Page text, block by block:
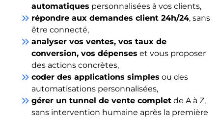
automatiques personnalisées à vos clients,
keyboard_double_arrow_right répondre aux demandes client 24h/24, sans
être connecté,
keyboard_double_arrow_right analyser vos ventes, vos taux de
conversion, vos dépenses et vous proposer
des actions concrètes,
keyboard_double_arrow_right coder des applications simples ou des
automatisations personnalisées,
keyboard_double_arrow_right gérer un tunnel de vente complet de A à Z,
sans intervention humaine après la première